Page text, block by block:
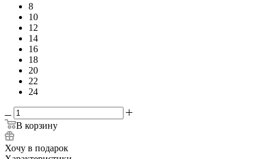
8
10
12
14
16
18
20
22
24
В корзину
Хочу в подарок